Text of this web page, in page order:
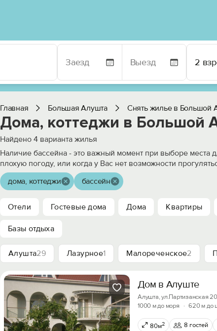
2
Главная Большая Алушта Снять жилье в Большой
Дома, коттеджи в Большой
Найдено 4 варианта жилья
Наличие бассейна - это важный момент при выборе места
плохую погоду, или когда у Вас нет возможности
дома, коттеджи бассейн
Отели Гостевые дома Дома Квартиры
Базы отдыха
Алушта29 Лазурное1 Малореченское2
Дом в Алуште
Алушта, ул.Партизанская 20
1000 м до моря
· 620 м до
80м2 8 гостей